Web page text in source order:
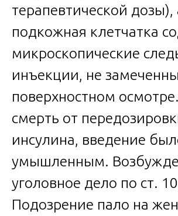
терапевтической дозы),
подкожная клетчатка
микроскопические
инъекции, не
поверхностном
смерть от
инсулина, введение
умышленным.
уголовное дело по ст.
Подозрение пало на